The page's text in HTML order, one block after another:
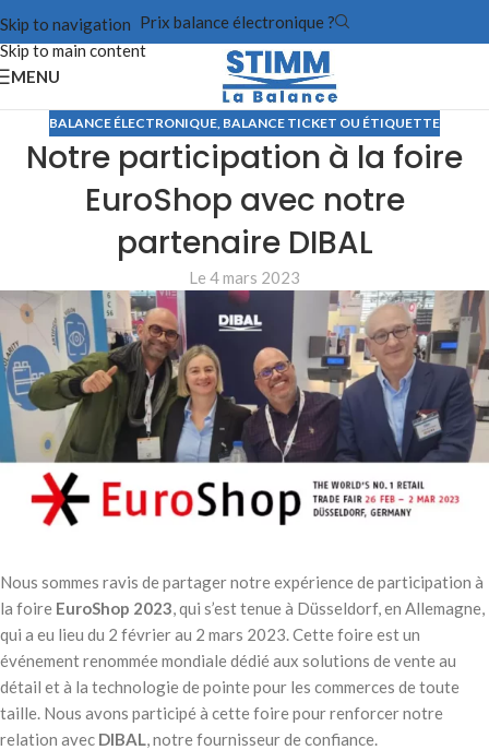
Skip to navigation
Skip to main content
Prix balance électronique ?
MENU
BALANCE ÉLECTRONIQUE, BALANCE TICKET OU ÉTIQUETTE
Notre participation à la foire
EuroShop avec notre
partenaire DIBAL
Le 4 mars 2023
Nous sommes ravis de partager notre expérience de participation à
la foire EuroShop 2023, qui s’est tenue à Düsseldorf, en Allemagne,
qui a eu lieu du 2 février au 2 mars 2023. Cette foire est un
événement renommée mondiale dédié aux solutions de vente au
détail et à la technologie de pointe pour les commerces de toute
taille. Nous avons participé à cette foire pour renforcer notre
relation avec DIBAL, notre fournisseur de confiance.